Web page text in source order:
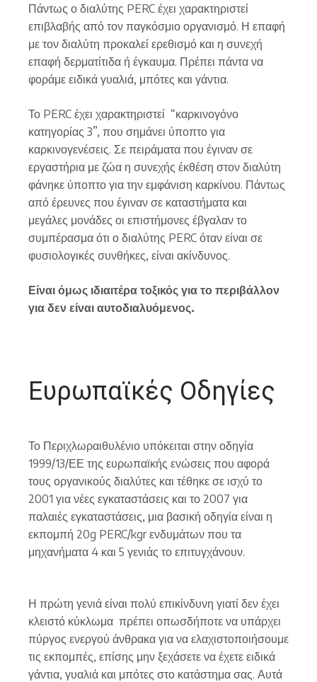
Πάντως ο διαλύτης PERC έχει χαρακτηριστεί
επιβλαβής από τον παγκόσμιο οργανισμό. Η επαφή
με τον διαλύτη προκαλεί ερεθισμό και η συνεχή
επαφή δερματίτιδα ή έγκαυμα. Πρέπει πάντα να
φοράμε ειδικά γυαλιά, μπότες και γάντια.
Το PERC έχει χαρακτηριστεί “καρκινογόνο
κατηγορίας 3”, που σημάνει ύποπτο για
καρκινογενέσεις. Σε πειράματα που έγιναν σε
εργαστήρια με ζώα η συνεχής έκθέση στον διαλύτη
φάνηκε ύποπτο για την εμφάνιση καρκίνου. Πάντως
από έρευνες που έγιναν σε καταστήματα και
μεγάλες μονάδες οι επιστήμονες έβγαλαν το
συμπέρασμα ότι ο διαλύτης PERC όταν είναι σε
φυσιολογικές συνθήκες, είναι ακίνδυνος.
Είναι όμως ιδιαιτέρα τοξικός για το περιβάλλον
για δεν είναι αυτοδιαλυόμενος.
Ευρωπαϊκές Οδηγίες
Το Περιχλωραιθυλένιο υπόκειται στην οδηγία
1999/13/ΕΕ της ευρωπαϊκής ενώσεις που αφορά
τους οργανικούς διαλύτες και τέθηκε σε ισχύ το
2001 για νέες εγκαταστάσεις και το 2007 για
παλαιές εγκαταστάσεις, μια βασική οδηγία είναι η
εκπομπή 20g PERC/kgr ενδυμάτων που τα
μηχανήματα 4 και 5 γενιάς το επιτυγχάνουν.
Η πρώτη γενιά είναι πολύ επικίνδυνη γιατί δεν έχει
κλειστό κύκλωμα πρέπει οπωσδήποτε να υπάρχει
πύργος ενεργού άνθρακα για να ελαχιστοποιήσουμε
τις εκπομπές, επίσης μην ξεχάσετε να έχετε ειδικά
γάντια, γυαλιά και μπότες στο κατάστημα σας. Αυτά